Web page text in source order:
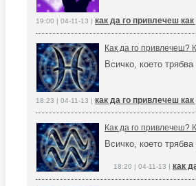
19:00 | 04-11-13 | как да го привлечеш
Как да го привлечеш?
Всичко, което
18:23 | 04-11-13 | как да го привлечеш
Как да го привлечеш?
Всичко, което
18:20 | 04-11-13 | как